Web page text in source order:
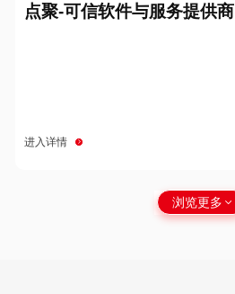
点聚-可信软件与服务提供商
进入详情
浏览更多